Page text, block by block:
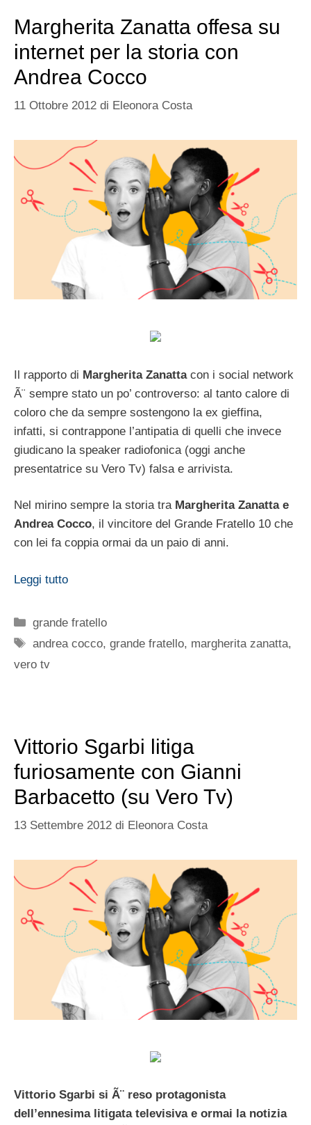
Margherita Zanatta offesa su
internet per la storia con
Andrea Cocco
11 Ottobre 2012 di Eleonora Costa
Il rapporto di Margherita Zanattacon i social network
Ã¨ sempre stato un po’ controverso: al tanto calore di
coloro che da sempre sostengono la ex gieffina,
infatti, si contrappone l’antipatia di quelli che invece
giudicano la speaker radiofonica (oggi anche
presentatrice su Vero Tv) falsa e arrivista.
Nel mirino sempre la storia tra Margherita Zanatta e
Andrea Cocco, il vincitore del Grande Fratello 10 che
con lei fa coppia ormai da un paio di anni.
Leggi tutto
Categorie
grande fratello
Tag
andrea cocco,grande fratello, margherita zanatta,
vero tv
Vittorio Sgarbi litiga
furiosamente con Gianni
Barbacetto (su Vero Tv)
13 Settembre 2012 di Eleonora Costa
Vittorio Sgarbi si Ã¨ reso protagonista
dell’ennesima litigata televisiva e ormai la notizia